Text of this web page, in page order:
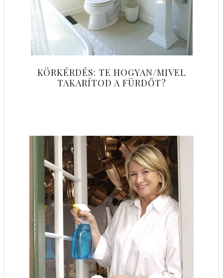
KÖRKÉRDÉS: TE HOGYAN/MIVEL
TAKARÍTOD A FÜRDŐT?